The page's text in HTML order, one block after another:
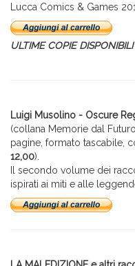
Lucca Comics & Games
ULTIME COPIE DISPONIBILI
Luigi Musolino - Oscure
(collana Memorie dal
pagine, formato tascabile,
12,00).
Il secondo volume dei
ispirati ai miti e alle